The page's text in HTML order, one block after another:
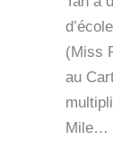
(Miss
au
Mile…